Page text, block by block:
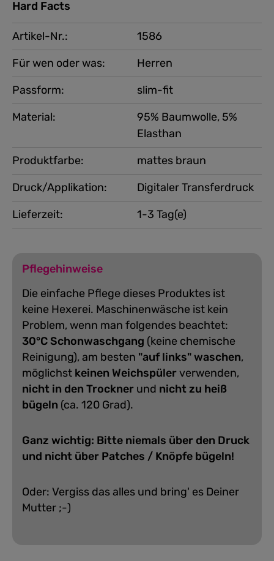
Hard Facts
Artikel-Nr.:
1586
Für wen oder was:
Herren
Produktfarbe:
mattes braun
Druck/Applikation:
Digitaler Transferdruck
Passform:
slim-fit
Material:
95% Baumwolle, 5%
Elasthan
Lieferzeit: 1-3 Tag(e)
Pflegehinweise
Die einfache Pflege dieses Produktes ist
keine Hexerei. Maschinenwäsche ist kein
Problem, wenn man folgendes beachtet:
30°C Schonwaschgang (keine chemische
Reinigung), am besten "auf links" waschen,
möglichst keinen Weichspülerverwenden,
nicht in den Trockner und nicht zu heiß
bügeln (ca. 120 Grad).
Ganz wichtig: Bitte niemals über den Druck
und nicht über Patches / Knöpfe bügeln!
Oder: Vergiss das alles und bring' es Deiner
Mutter ;-)